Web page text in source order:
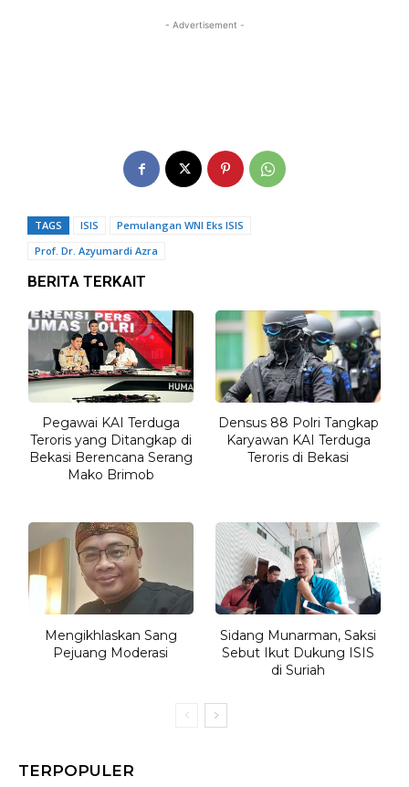
- Advertisement -
TAGS ISIS
Pemulangan WNI Eks ISIS
Prof. Dr. Azyumardi Azra
BERITA TERKAIT
Pegawai KAI Terduga
Teroris yang Ditangkap di
Bekasi Berencana Serang
Mako Brimob
Densus 88 Polri Tangkap
Karyawan KAI Terduga
Teroris di Bekasi
Mengikhlaskan Sang
Pejuang Moderasi
Sidang Munarman, Saksi
Sebut Ikut Dukung ISIS
di Suriah
TERPOPULER